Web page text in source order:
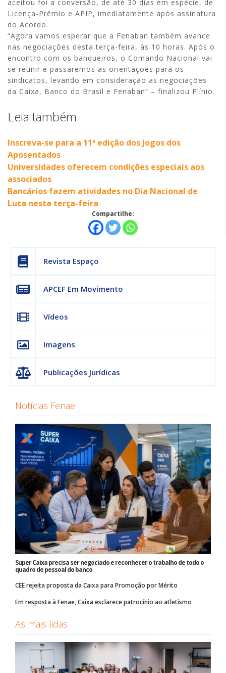
aceitou foi a conversão, de até 30 dias em espécie, de
Licença-Prêmio e APIP, imediatamente após assinatura
do Acordo.
“Agora vamos esperar que a Fenaban também avance
nas negociações desta terça-feira, às 10 horas. Após o
encontro com os banqueiros, o Comando Nacional vai
se reunir e passaremos as orientações para os
sindicatos, levando em consideração as negociações
da Caixa, Banco do Brasil e Fenaban” – finalizou Plínio.
Leia também
Inscreva-se para a 11ª edição dos Jogos dos
Aposentados
Universidades oferecem condições especiais aos
associados
Bancários fazem atividades no Dia Nacional de
Luta nesta terça-feira
Compartilhe:
Revista Espaço
APCEF Em Movimento
Vídeos
Imagens
Publicações Jurídicas
Notícias Fenae
Super Caixa precisa ser negociado e reconhecer o trabalho de todo o
quadro de pessoal do banco
CEE rejeita proposta da Caixa para Promoção por Mérito
Em resposta à Fenae, Caixa esclarece patrocínio ao atletismo
As mais lidas